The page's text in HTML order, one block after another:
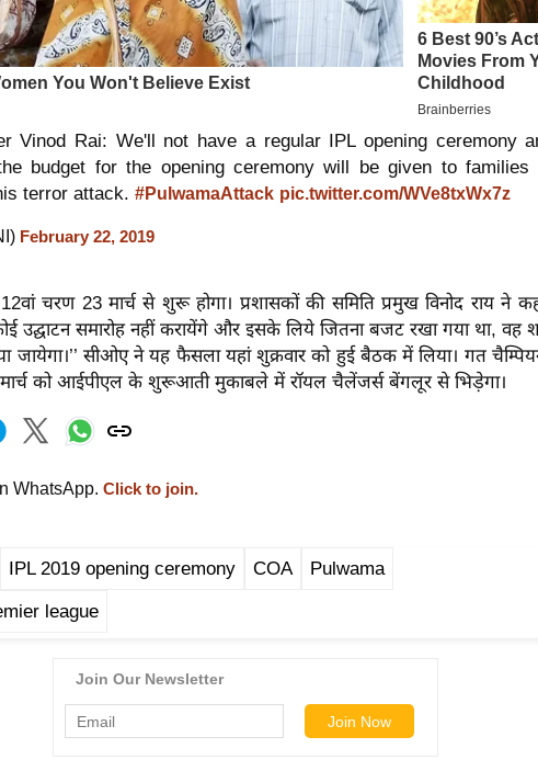
Vinod Rai: We'll not have a regular IPL opening ceremony
budget for the opening ceremony will be given to families
terror attack. #PulwamaAttack pic.twitter.com/WVe8txWx7z
February 22, 2019
चरण 23 मार्च से शुरू होगा। प्रशासकों की समिति प्रमुख विनोद राय ने
उद्घाटन समारोह नहीं करायेंगे और इसके लिये जितना बजट रखा गया था, वह
जायेगा।’’ सीओए ने यह फैसला यहां शुक्रवार को हुई बैठक में लिया। गत
को आईपीएल के शुरूआती मुकाबले में रॉयल चैलेंजर्स बेंगलूर से भिड़ेगा।
WhatsApp. Click to join.
IPL 2019 opening ceremony COA Pulwama
league